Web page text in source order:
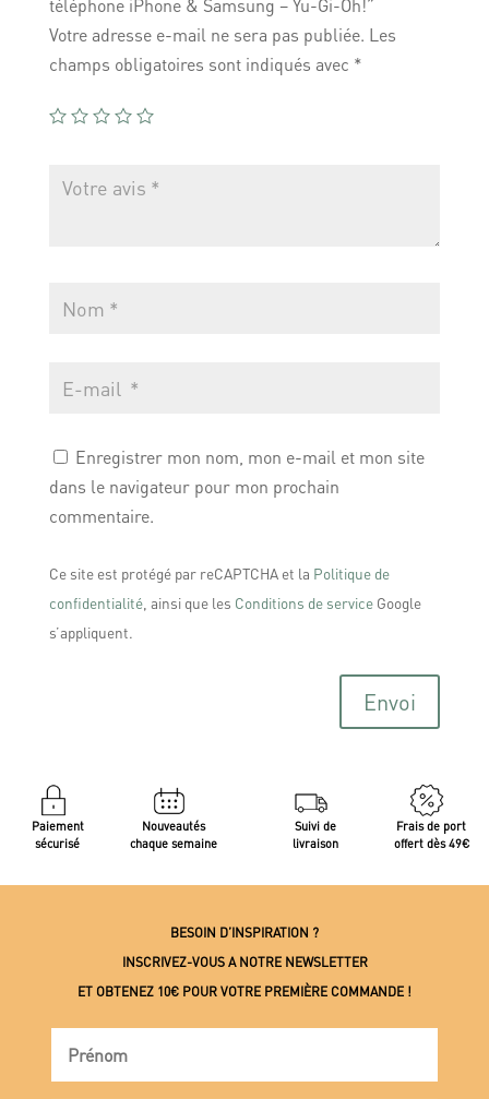
Votre adresse e-mail ne sera pas publiée. Les
champs obligatoires sont indiqués avec *
Enregistrer mon nom, mon e-mail et mon site
dans le navigateur pour mon prochain
commentaire.
Ce site est protégé par reCAPTCHA et la Politique de
confidentialité, ainsi que les Conditions de serviceGoogle
s’appliquent.
Envoi
Paiement
sécurisé
Nouveautés
chaque semaine
Suivi de
livraison
Frais de port
offert dès 49€
BESOIN D’INSPIRATION ?
INSCRIVEZ-VOUS A NOTRE NEWSLETTER
ET OBTENEZ 10€ POUR VOTRE PREMIÈRE COMMANDE !